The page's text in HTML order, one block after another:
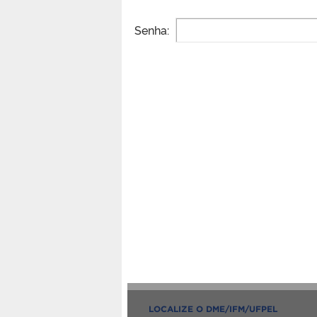
Senha:
LOCALIZE O DME/IFM/UFPEL